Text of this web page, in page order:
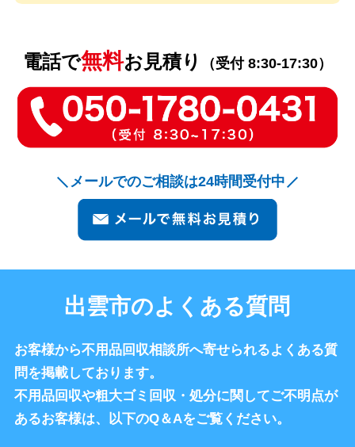
電話で無料お見積り （受付 8:30-17:30）
メールでのご相談は24時間受付中
出雲市のよくある質問
お客様から不用品回収相談所へ寄せられるよくある質
問を掲載しております。
不用品回収や粗大ゴミ回収・処分に関してご不明点が
あるお客様は、以下のQ＆Aをご覧ください。